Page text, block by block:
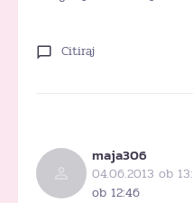
Citiraj
maja306
04.06.2013 ob
ob 12:46